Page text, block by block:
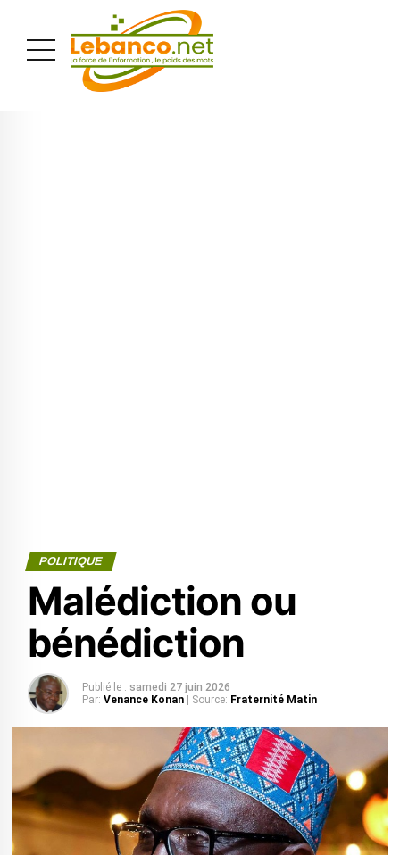
POLITIQUE
Malédiction ou
bénédiction
Publié le : samedi 27 juin 2026
Par: Venance Konan | Source: Fraternité Matin